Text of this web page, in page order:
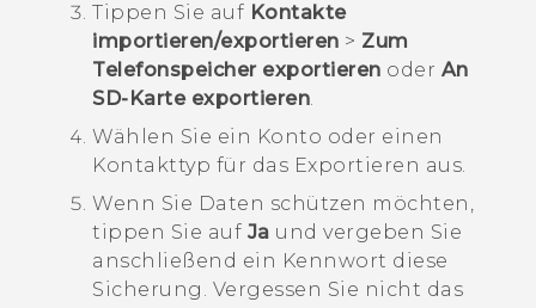
Tippen Sie auf Kontakte
importieren/exportieren > Zum
Telefonspeicher exportieren oder An
SD-Karte exportieren.
Wählen Sie ein Konto oder einen
Kontakttyp für das Exportieren aus.
Wenn Sie Daten schützen möchten,
tippen Sie auf Ja und vergeben Sie
anschließend ein Kennwort diese
Sicherung. Vergessen Sie nicht das